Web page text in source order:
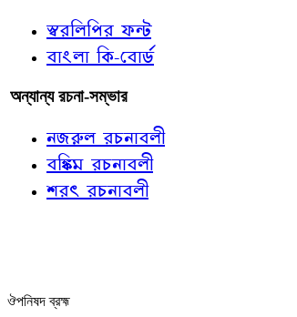
স্বরলিপির ফন্ট
বাংলা কি-বোর্ড
অন্যান্য রচনা-সম্ভার
নজরুল রচনাবলী
বঙ্কিম রচনাবলী
শরৎ রচনাবলী
ঔপনিষদ ব্রহ্ম